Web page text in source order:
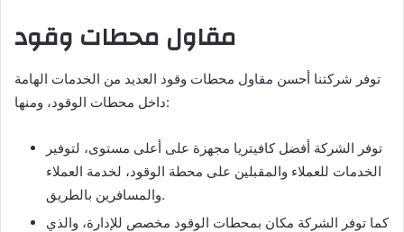
مقاول محطات وقود
توفر شركتنا أحسن مقاول محطات وقود العديد من الخدمات الهامة
داخل محطات الوقود، ومنها:
توفر الشركة أفضل كافيتريا مجهزة على أعلى مستوى، لتوفير
الخدمات للعملاء والمقبلين على محطة الوقود، لخدمة العملاء
والمسافرين بالطريق.
كما توفر الشركة مكان بمحطات الوقود مخصص للإدارة، والذي